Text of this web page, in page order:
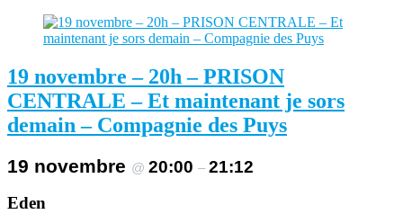
19 novembre – 20h – PRISON
CENTRALE – Et maintenant je sors
demain – Compagnie des Puys
19 novembre @ 20:00 – 21:12
Eden